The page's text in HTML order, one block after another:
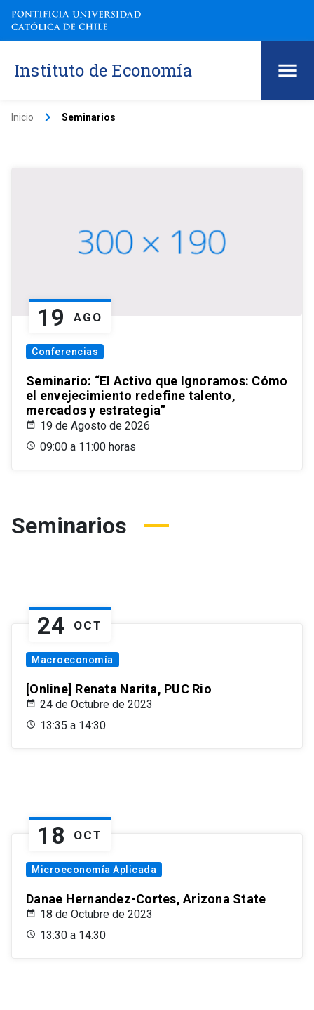
Instituto de Economía
Inicio keyboard_arrow_right Seminarios
19 AGO
Conferencias
Seminario: “El Activo que Ignoramos: Cómo
el envejecimiento redefine talento,
mercados y estrategia”
19 de Agosto de 2026
09:00 a 11:00 horas
Seminarios
24 OCT
Macroeconomía
[Online] Renata Narita, PUC Rio
24 de Octubre de 2023
13:35 a 14:30
18 OCT
Microeconomía Aplicada
Danae Hernandez-Cortes, Arizona State
18 de Octubre de 2023
13:30 a 14:30